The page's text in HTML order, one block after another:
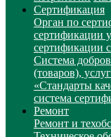
Сертификация
Орган по
сертификации
сертификации
Система
(товаров),
«Стандарты
система
Ремонт
Ремонт и